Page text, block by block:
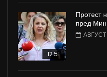
12:51
Протест
пред
АВГУСТ